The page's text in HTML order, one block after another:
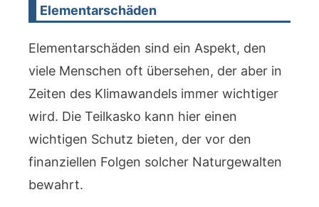
Elementarschäden
Elementarschäden sind ein Aspekt, den
viele Menschen oft übersehen, der aber in
Zeiten des Klimawandels immer wichtiger
wird. Die Teilkasko kann hier einen
wichtigen Schutz bieten, der vor den
finanziellen Folgen solcher Naturgewalten
bewahrt.